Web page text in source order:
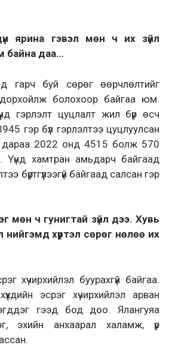
ярина гэвэл мөн ч их зүйл
байна даа…
гарч буй сөрөг өөрчлөлтийг
болохоор байгаа юм.
гэрлэлт цуцлалт жил бүр өсч
гэр бүл гэрлэлтээ цуцлуулсан
дараа 2022 онд 4515 болж 570
Үүнд хамтран амьдарч байгаад
бүртгүүлээгүй байгаад салсан гэр
мөн ч гунигтай зүйл дээ. Хувь
нийгэмд хүртэл сөрөг нөлөө их
хүчирхийлэл буурахгүй байгаа.
эсрэг хүчирхийлэл арван
гээд бод доо. Ялангуяа
эхийн анхаарал халамж, үр